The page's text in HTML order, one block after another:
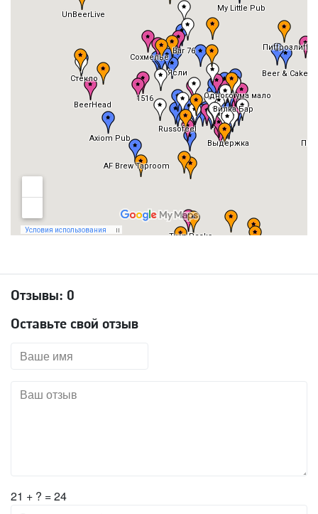
Отзывы: 0
Оставьте свой отзыв
21 + ? = 24